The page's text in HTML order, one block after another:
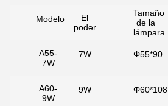
Modelo
El
poder
Tamaño
de la
lámpara
A55-
7W
7W Φ55*90
A60-
9W
9W Φ60*108